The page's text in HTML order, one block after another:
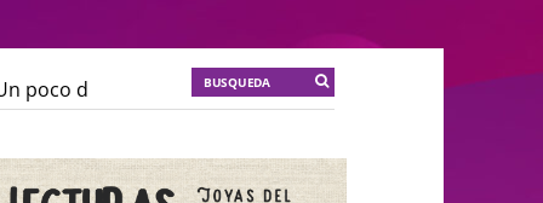
poco de locura para la cordura
Soma
de Teatro Rosa